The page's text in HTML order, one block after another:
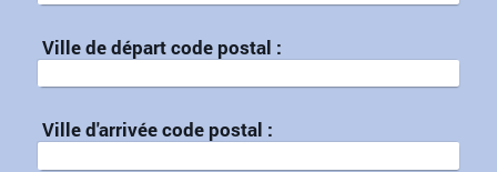
Ville de départ code postal :
Ville d'arrivée code postal :